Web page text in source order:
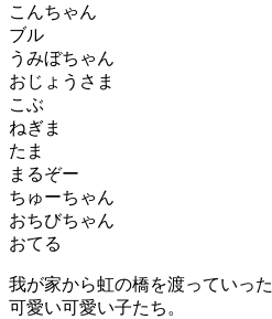
こんちゃん
ブル
うみぼちゃん
おじょうさま
こぶ
ねぎま
たま
まるぞー
ちゅーちゃん
おちびちゃん
おてる
我が家から虹の橋を渡っていった
可愛い可愛い子たち。